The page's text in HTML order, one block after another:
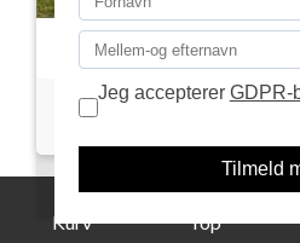
Sun Shine Plus FRONT G14
2.877,00
LÆG I KURVEN
Kurv Top